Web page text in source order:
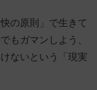
の原則」で生きて
もガマンしよう、
ないという「現実